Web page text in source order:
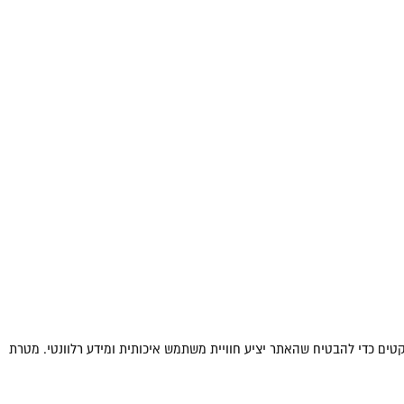
כדי להבטיח שהאתר יציע חוויית משתמש איכותית ומידע רלוונטי. מטרת